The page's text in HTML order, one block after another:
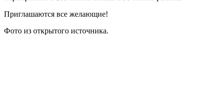
Приглашаются все желающие!
Фото из открытого источника.